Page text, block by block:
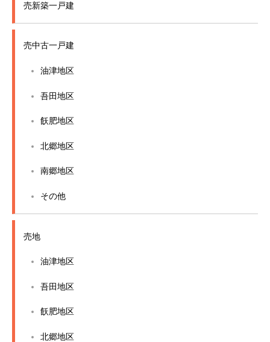
売新築一戸建
売中古一戸建
油津地区
吾田地区
飫肥地区
北郷地区
南郷地区
その他
売地
油津地区
吾田地区
飫肥地区
北郷地区